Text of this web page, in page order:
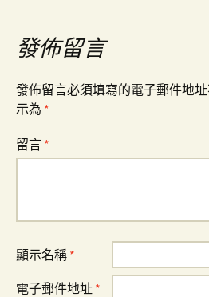
導
覽
發佈留言
發佈留言必須填寫的電子郵件地址
示為 *
留言 *
顯示名稱 *
電子郵件地址 *